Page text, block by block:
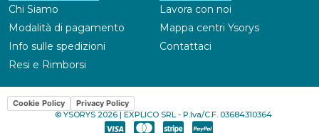
Chi Siamo
Modalità di pagamento
Info sulle spedizioni
Resi e Rimborsi
Lavora con noi
Mappa centri Ysorys
Contattaci
Cookie Policy
Privacy Policy
© YSORYS 2026 | EXPLICO SRL - P.Iva/C.F. 03684310364